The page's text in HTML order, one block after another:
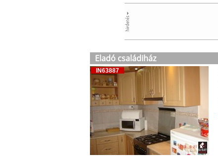
Eladó családiház
IN63887